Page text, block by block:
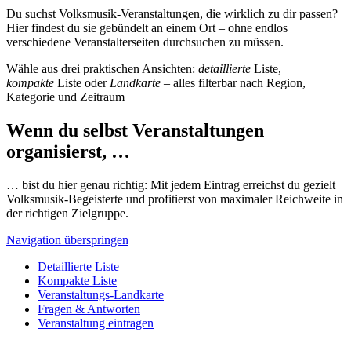
Du suchst Volksmusik-Veranstaltungen, die wirklich zu dir passen?
Hier findest du sie gebündelt an einem Ort – ohne endlos
verschiedene Veranstalterseiten durchsuchen zu müssen.
Wähle aus drei praktischen Ansichten: detaillierte Liste,
kompakte Liste oder Landkarte – alles filterbar nach Region,
Kategorie und Zeitraum
Wenn du selbst Veranstaltungen
organisierst, …
… bist du hier genau richtig: Mit jedem Eintrag erreichst du gezielt
Volksmusik-Begeisterte und profitierst von maximaler Reichweite in
der richtigen Zielgruppe.
Navigation überspringen
Detaillierte Liste
Kompakte Liste
Veranstaltungs-Landkarte
Fragen & Antworten
Veranstaltung eintragen